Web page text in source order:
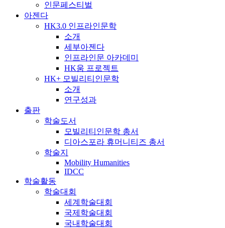
인문페스티벌
아젠다
HK3.0 인프라인문학
소개
세부아젠다
인프라인문 아카데미
HK움 프로젝트
HK+ 모빌리티인문학
소개
연구성과
출판
학술도서
모빌리티인문학 총서
디아스포라 휴머니티즈 총서
학술지
Mobility Humanities
IDCC
학술활동
학술대회
세계학술대회
국제학술대회
국내학술대회